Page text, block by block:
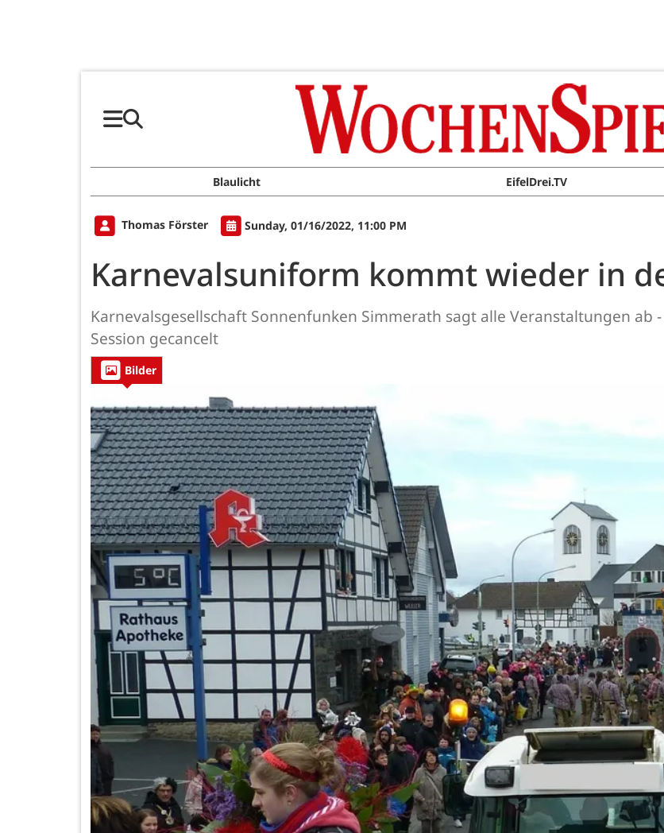
Blaulicht EifelDrei.TV
Thomas Förster Sunday, 01/16/2022, 11:00 PM
Karnevalsuniform kommt wieder in
Karnevalsgesellschaft Sonnenfunken Simmerath sagt alle Veranstaltungen
Session gecancelt
Bilder